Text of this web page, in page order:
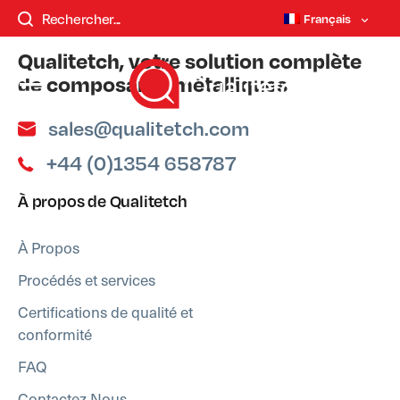
Français
templates/single-faqs.php - Not Found.
Qualitetch, votre solution complète
de composants métalliques
sales@qualitetch.com
+44 (0)1354 658787
À propos de Qualitetch
À Propos
Procédés et services
Certifications de qualité et
conformité
FAQ